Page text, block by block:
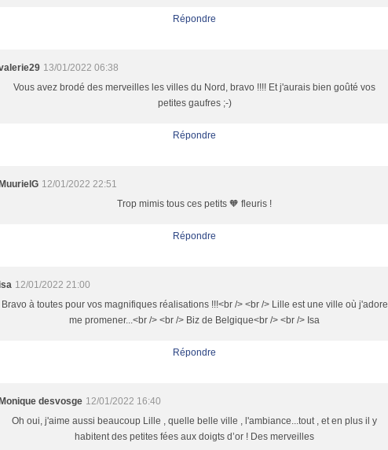
Répondre
13/01/2022 06:38
Vous avez brodé des merveilles les villes du Nord, bravo !!!! Et j'aurais bien goûté vos
petites gaufres ;-)
Répondre
12/01/2022 22:51
Trop mimis tous ces petits 🧡 fleuris !
Répondre
12/01/2022 21:00
Bravo à toutes pour vos magnifiques réalisations !!!<br /> <br /> Lille est une ville où j'adore
me promener...<br /> <br /> Biz de Belgique<br /> <br /> Isa
Répondre
desvosge 12/01/2022 16:40
Oh oui, j'aime aussi beaucoup Lille , quelle belle ville , l'ambiance...tout , et en plus il y
habitent des petites fées aux doigts d’or ! Des merveilles